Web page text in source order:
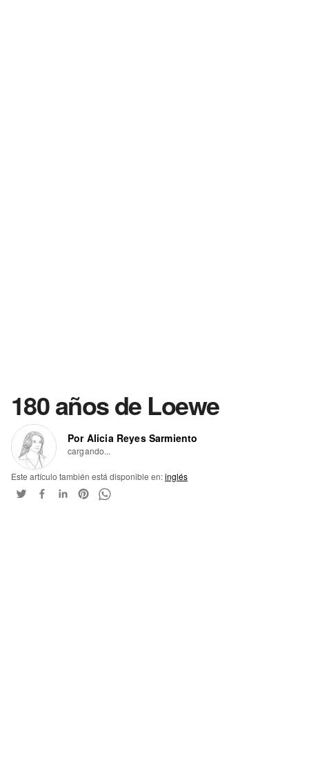
180 años de Loewe
Por Alicia Reyes Sarmiento
cargando...
Este artículo también está disponible en:inglés